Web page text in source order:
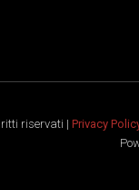
riservati | Privacy